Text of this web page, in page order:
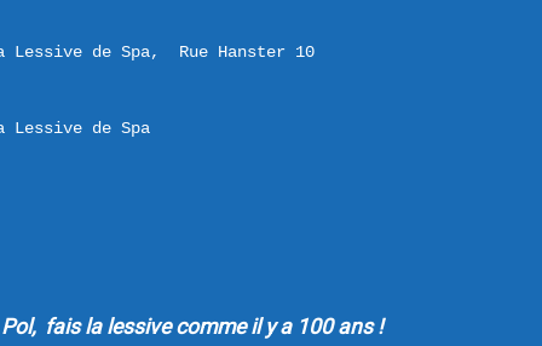
Lessive de Spa,  Rue Hanster 10
Lessive de Spa
fais la lessive comme il y a 100 ans !